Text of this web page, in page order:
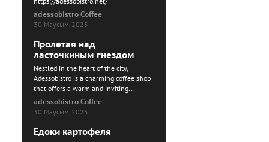
adessobistro Coffee
30 Маусым, 2025
Пролетая над
ласточкиным гнездом
Nestled in the heart of the city,
Adessobistro is a charming coffee shop
that offers a warm and inviting...
adessobistro Coffee
30 Маусым, 2025
Едоки картофеля